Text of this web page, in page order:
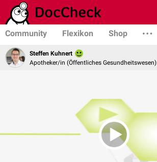
Community Flexikon Shop
Steffen Kuhnert
Apotheker/in (Öffentliches Gesundheitswesen)